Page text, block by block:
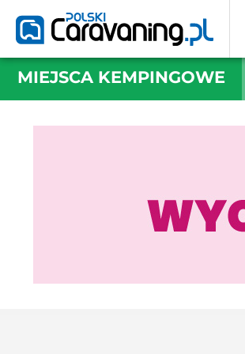
MIEJSCA KEMPINGOWE